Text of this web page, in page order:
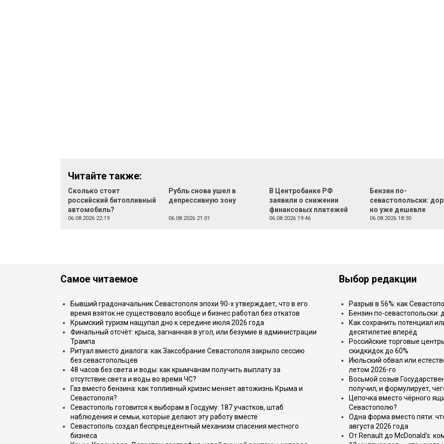
Читайте также:
Сколько стоит
российский битопливный
автомобиль?
06.08.2026 22:19
Рубль снова ушел в
депрессивную зону
06.08.2026 21:01
В Центробанке РФ
заявили о снижении
финансовых платежей
06.08.2026 19:46
Бензин по-
севастопольски:
но уже дешевле
06.08.2026 18:30
Самое читаемое
Бывший градоначальник Севастополя эпохи 90-х утверждает, что в его
время взяток не существовало вообще и бизнес работал без откатов
Крымский туризм нащупал дно к середине июля 2026 года
Финальный отсчёт: крыса, загнанная в угол, или безумие в администрации
Трампа
Ритуал вместо диалога: как Заксобрание Севастополя закрыло сессию
без севастопольцев
48 часов без света и воды: как крымчанам получить выплату за
отсутствие света и воды во время ЧС?
Газ вместо бензина: как топливный кризис меняет автожизнь Крыма и
Севастополя?
Севастополь готовится к выборам в Госдуму: 187 участков, штаб
наблюдения и семьи, которые делают эту работу вместе
Севастополь создал беспрецедентный механизм спасения местного
бизнеса
Выбор редакции
Разрыв в 56%: как
Бензин по-
Как сохранить потенциал
десятилетие вперёд
Российские торговые
скидкидок до 60%
Июльский обвал или
летом 2026-го
Восьмой созыв
получил, и формулирует,
Цепочка вместо чёрного
Севастополю?
Одна форма вместо пяти:
августа 2026 года
От Renault до McDonald's: